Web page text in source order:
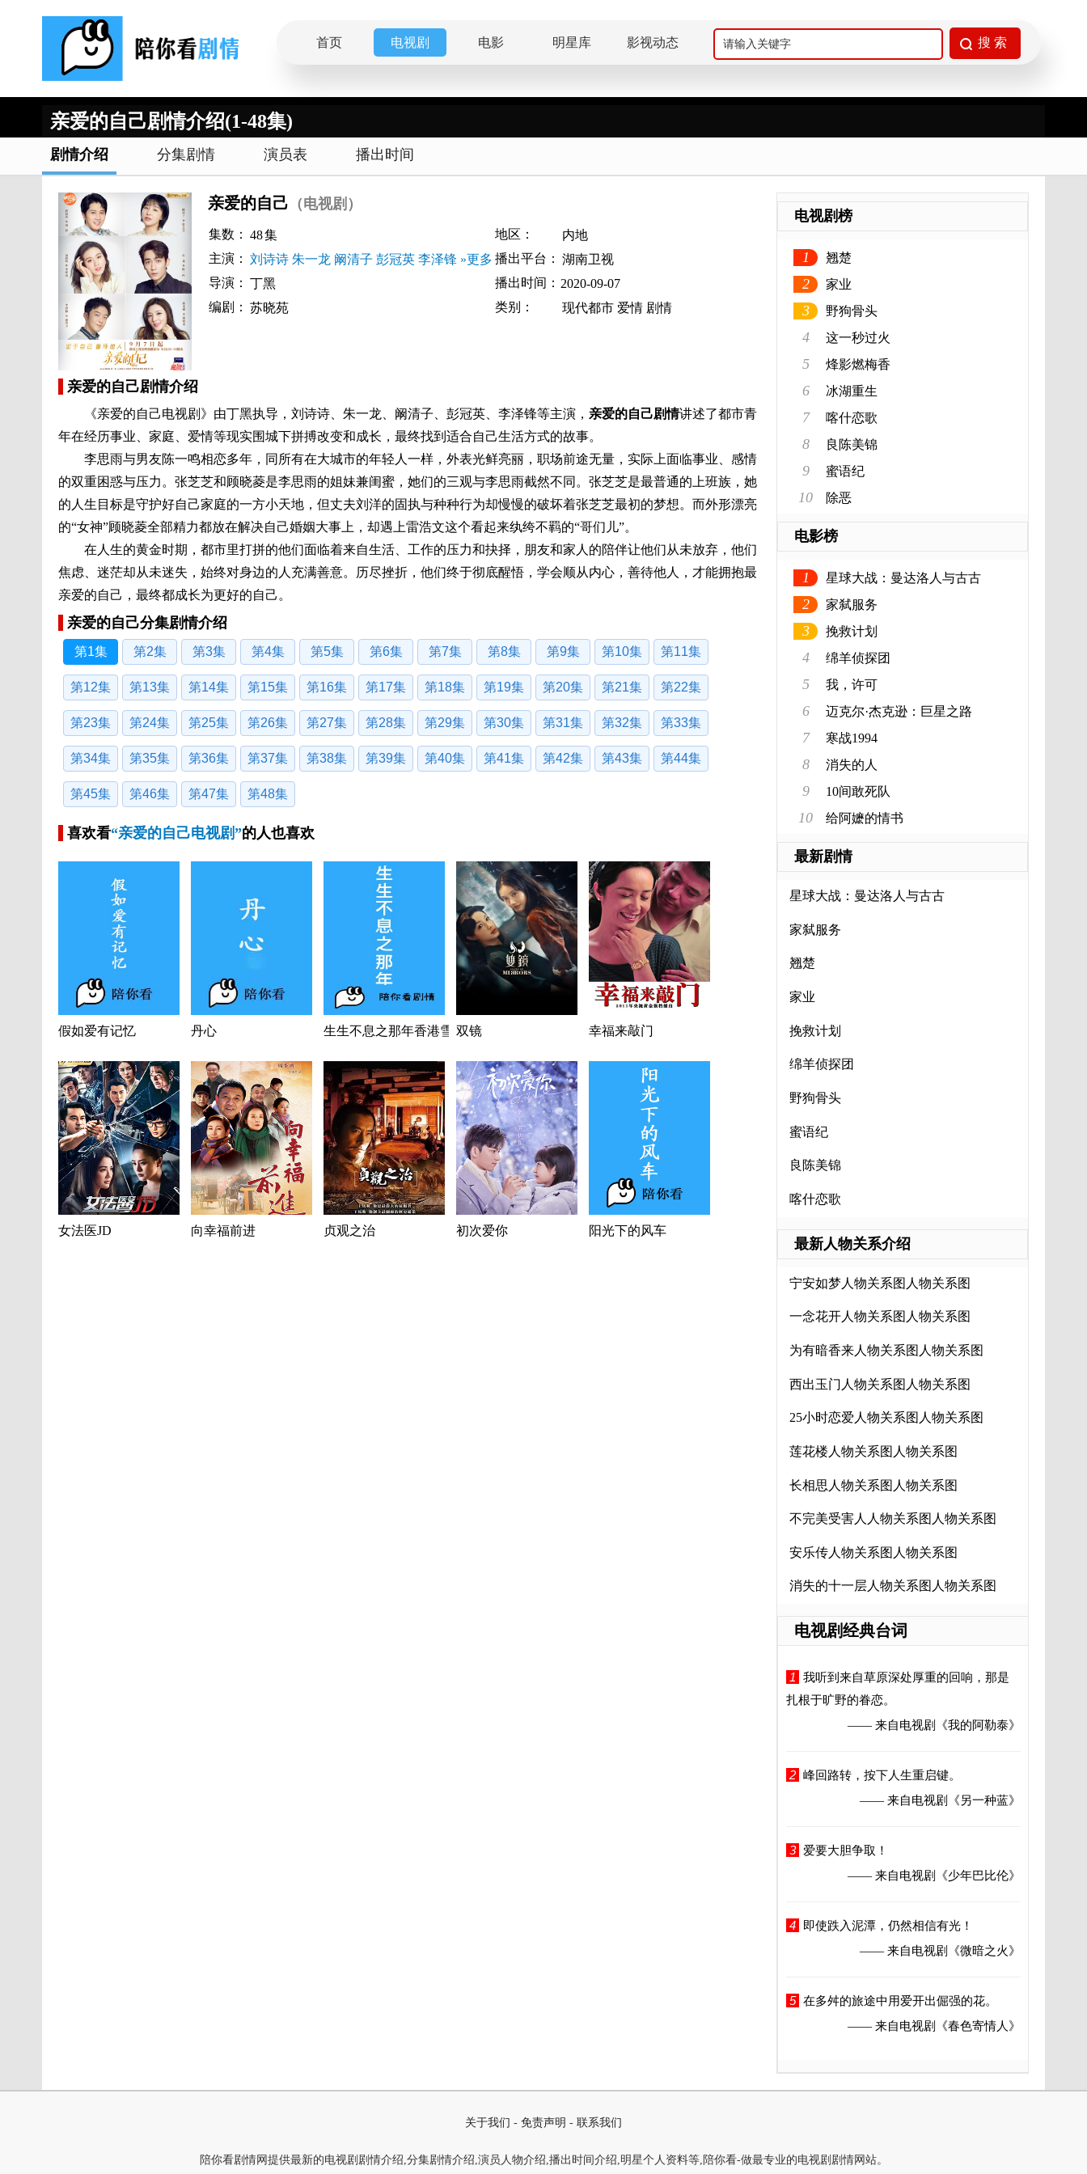
首页 电视剧 电影 明星库 影视动态
亲爱的自己剧情介绍(1-48集)
剧情介绍 分集剧情 演员表 播出时间
亲爱的自己 （电视剧）
集数： 48集 地区：
内地
主演： 刘诗诗 朱一龙 阚清子 彭冠英 李泽锋 »更多 播出平台： 湖南卫视
导演： 丁黑 播出时间： 2020-09-07
编剧： 苏晓苑 类别： 现代都市 爱情 剧情
亲爱的自己剧情介绍
《亲爱的自己电视剧》由丁黑执导，刘诗诗、朱一龙、阚清子、彭冠英、李泽锋等主演， 亲爱的自己剧情讲述了都市青
年在经历事业、家庭、爱情等现实围城下拼搏改变和成长，最终找到适合自己生活方式的故事。
李思雨与男友陈一鸣相恋多年，同所有在大城市的年轻人一样，外表光鲜亮丽，职场前途无量，实际上面临事业、感情
的双重困惑与压力。张芝芝和顾晓菱是李思雨的姐妹兼闺蜜，她们的三观与李思雨截然不同。张芝芝是最普通的上班族，她
的人生目标是守护好自己家庭的一方小天地，但丈夫刘洋的固执与种种行为却慢慢的破坏着张芝芝最初的梦想。而外形漂亮
的“女神”顾晓菱全部精力都放在解决自己婚姻大事上，却遇上雷浩文这个看起来纨绔不羁的“哥们儿”。
在人生的黄金时期，都市里打拼的他们面临着来自生活、工作的压力和抉择，朋友和家人的陪伴让他们从未放弃，他们
焦虑、迷茫却从未迷失，始终对身边的人充满善意。历尽挫折，他们终于彻底醒悟，学会顺从内心，善待他人，才能拥抱最
亲爱的自己，最终都成长为更好的自己。
亲爱的自己分集剧情介绍
第1集 第2集 第3集 第4集 第5集 第6集 第7集 第8集 第9集 第10集 第11集
第12集 第13集 第14集 第15集 第16集 第17集 第18集 第19集 第20集 第21集 第22集
第23集 第24集 第25集 第26集 第27集 第28集 第29集 第30集 第31集 第32集 第33集
第34集 第35集 第36集 第37集 第38集 第39集 第40集 第41集 第42集 第43集 第44集
第45集 第46集 第47集 第48集
喜欢看“亲爱的自己电视剧”的人也喜欢
假如爱有记忆 丹心 生生不息之那年香港雪在烧
双镜 幸福来敲门
女法医JD 向幸福前进 贞观之治 初次爱你 阳光下的风车
电视剧榜
1 翘楚
2 家业
3 野狗骨头
4 这一秒过火
5 烽影燃梅香
6 冰湖重生
7 喀什恋歌
8 良陈美锦
9 蜜语纪
10 除恶
电影榜
1 星球大战：曼达洛人与古古
2 家弑服务
3 挽救计划
4 绵羊侦探团
5 我，许可
6 迈克尔·杰克逊：巨星之路
7 寒战1994
8 消失的人
9 10间敢死队
10 给阿嬷的情书
最新剧情
星球大战：曼达洛人与古古
家弑服务
翘楚
家业
挽救计划
绵羊侦探团
野狗骨头
蜜语纪
良陈美锦
喀什恋歌
最新人物关系介绍
宁安如梦人物关系图人物关系图
一念花开人物关系图人物关系图
为有暗香来人物关系图人物关系图
西出玉门人物关系图人物关系图
25小时恋爱人物关系图人物关系图
莲花楼人物关系图人物关系图
长相思人物关系图人物关系图
不完美受害人人物关系图人物关系图
安乐传人物关系图人物关系图
消失的十一层人物关系图人物关系图
电视剧经典台词
1
我听到来自草原深处厚重的回响，那是
扎根于旷野的眷恋。
—— 来自电视剧
《我的阿勒泰》
2 峰回路转，按下人生重启键。
—— 来自电视剧
《另一种蓝》
3
爱要大胆争取！
—— 来自电视剧
《少年巴比伦》
4
即使跌入泥潭，仍然相信有光！
—— 来自电视剧
《微暗之火》
5 在多舛的旅途中用爱开出倔强的花。
—— 来自电视剧
《春色寄情人》
关于我们 - 免责声明 - 联系我们
陪你看剧情网提供最新的电视剧剧情介绍,分集剧情介绍,演员人物介绍,播出时间介绍,明星个人资料等,陪你看-做最专业的电视剧剧情网站。